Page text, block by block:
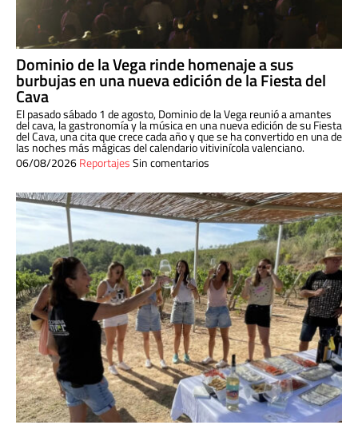
Dominio de la Vega rinde homenaje a sus
burbujas en una nueva edición de la Fiesta del
Cava
El pasado sábado 1 de agosto, Dominio de la Vega reunió a amantes
del cava, la gastronomía y la música en una nueva edición de su Fiesta
del Cava, una cita que crece cada año y que se ha convertido en una de
las noches más mágicas del calendario vitivinícola valenciano.
06/08/2026ReportajesSin comentarios